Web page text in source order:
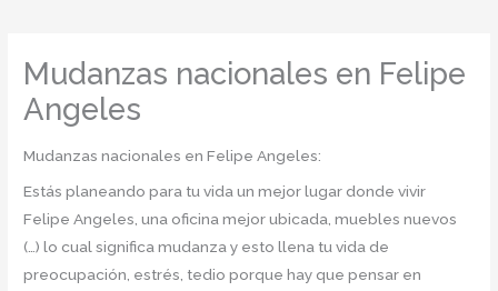
Mudanzas nacionales en Felipe
Angeles
Mudanzas nacionales en Felipe Angeles:
Estás planeando para tu vida un mejor lugar donde vivir
Felipe Angeles, una oficina mejor ubicada, muebles nuevos
(…) lo cual significa mudanza y esto llena tu vida de
preocupación, estrés, tedio porque hay que pensar en